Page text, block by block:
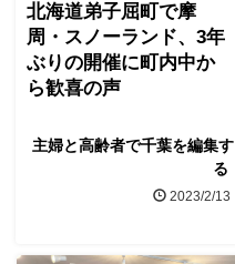
北海道弟子屈町で摩
周・スノーランド、3年
ぶりの開催に町内中か
ら歓喜の声
主婦と高齢者で千葉を編集す
る
2023/2/13